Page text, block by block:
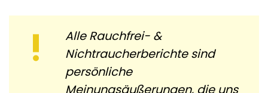
Alle Rauchfrei- &
Nichtraucherberichte sind
persönliche
Meinungsäußerungen, die uns